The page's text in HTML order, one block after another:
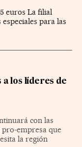
euros La filial
para las
los líderes de
con las
pro-empresa que
la región